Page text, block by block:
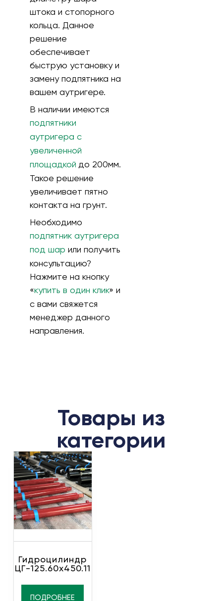
штока и стопорного
кольца. Данное
решение
обеспечивает
быструю установку и
замену подпятника на
вашем аутригере.
В наличии имеются
подпятники
аутригера с
увеличенной
площадкой до 200мм.
Такое решение
увеличивает пятно
контакта на грунт.
Необходимо
подпятник аутригера
под шар или получить
консультацию?
Нажмите на кнопку
«купить в один клик» и
с вами свяжется
менеджер данного
направления.
Товары из
категории
Гидроцилиндр
ЦГ-125.60х450.11
ПОДРОБНЕЕ